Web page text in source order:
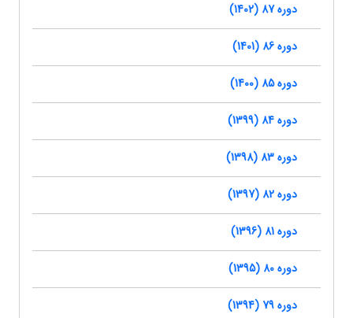
دوره 87 (1402)
دوره 86 (1401)
دوره 85 (1400)
دوره 84 (1399)
دوره 83 (1398)
دوره 82 (1397)
دوره 81 (1396)
دوره 80 (1395)
دوره 79 (1394)